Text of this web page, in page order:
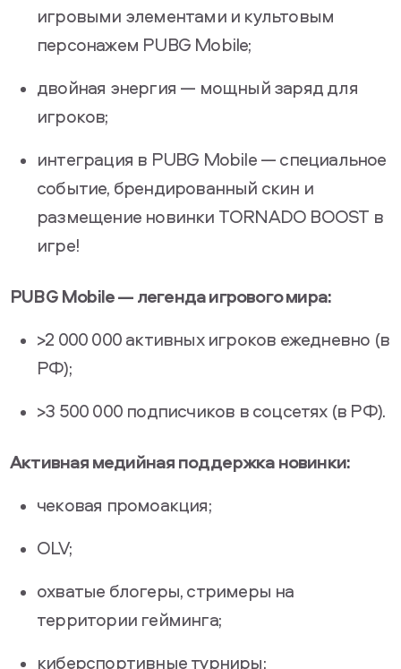
игровыми элементами и культовым
персонажем PUBG Mobile;
двойная энергия — мощный заряд для
игроков;
интеграция в PUBG Mobile — специальное
событие, брендированный скин и
размещение новинки TORNADO BOOST в
игре!
PUBG Mobile — легенда игрового мира:
>2 000 000 активных игроков ежедневно (в
РФ);
>3 500 000 подписчиков в соцсетях (в РФ).
Активная медийная поддержка новинки:
чековая промоакция;
OLV;
охватые блогеры, стримеры на
территории гейминга;
киберспортивные турниры;